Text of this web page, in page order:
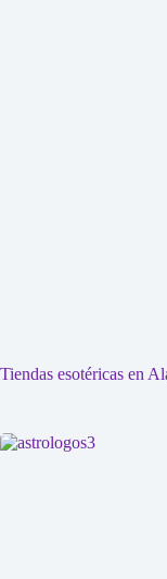
Tiendas esotéricas en